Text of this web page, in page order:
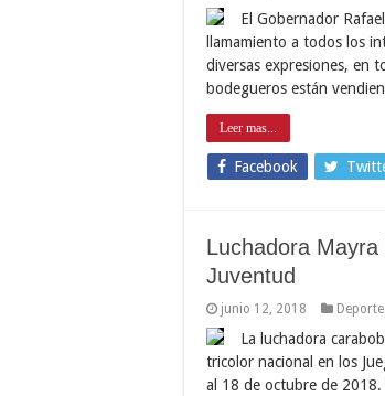
El Gobernador
llamamiento a todos los
diversas expresiones, en
bodegueros están
Leer mas...
Facebook
Luchadora
Juventud
junio 12, 2018
La luchadora
tricolor nacional en los
al 18 de octubre de 2018.